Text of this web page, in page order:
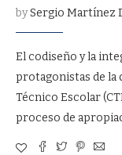
bySergio Martínez
El codiseño y la
protagonistas de la
Técnico Escolar
proceso de